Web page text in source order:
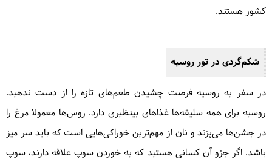
کشور هستند.
شکم‌گردی در تور روسیه
در سفر به روسیه فرصت چشیدن طعم‌های تازه را از دست ندهید.
روسیه برای همه سلیقه‌ها غذاهای بینظیری دارد. روس‌ها معمولا مرغ را
در جشن‌ها می‌پزند و نان از مهم‌ترین خوراکی‌هایی است که باید سر میز
باشد. اگر جزو آن کسانی هستید که به خوردن سوپ علاقه دارند، سوپ